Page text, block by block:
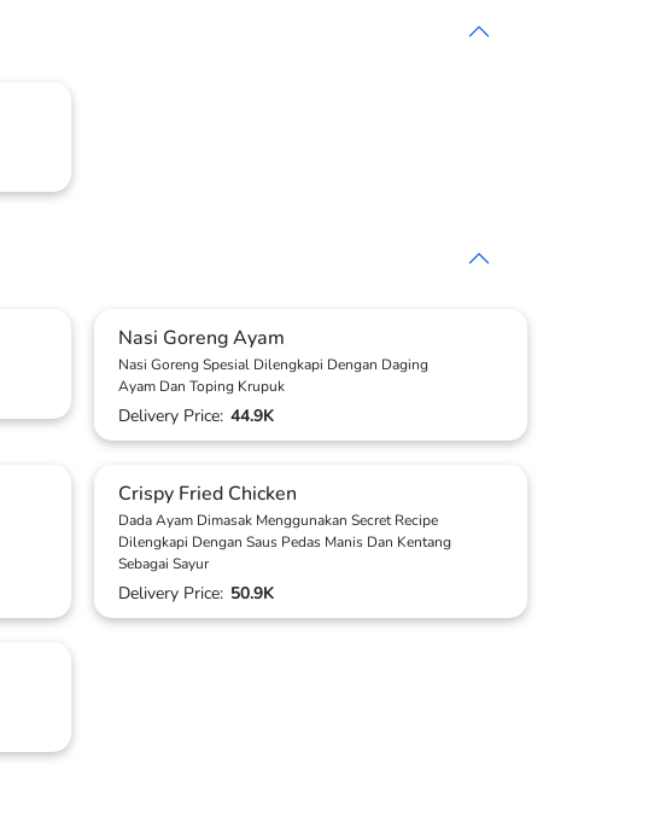
Nasi Goreng Ayam
Nasi Goreng Spesial Dilengkapi Dengan Daging
Ayam Dan Toping Krupuk
Delivery Price: 44.9K
Crispy Fried Chicken
Dada Ayam Dimasak Menggunakan Secret Recipe
Dilengkapi Dengan Saus Pedas Manis Dan Kentang
Sebagai Sayur
Delivery Price: 50.9K